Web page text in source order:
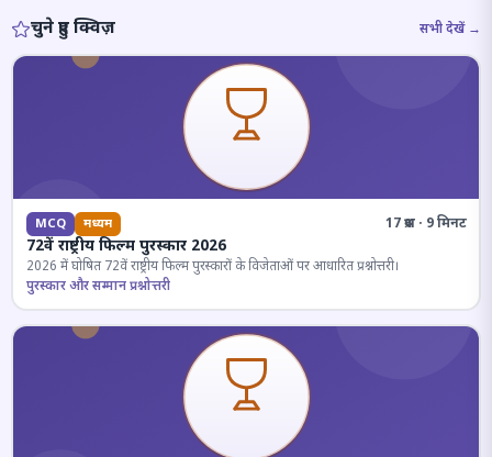
चुने हुए क्विज़ सभी देखें →
MCQ मध्यम 17 प्रश्न · 9 मिनट
72वें राष्ट्रीय फिल्म पुरस्कार 2026
2026 में घोषित 72वें राष्ट्रीय फिल्म पुरस्कारों के विजेताओं पर आधारित प्रश्नोत्तरी।
पुरस्कार और सम्मान प्रश्नोत्तरी